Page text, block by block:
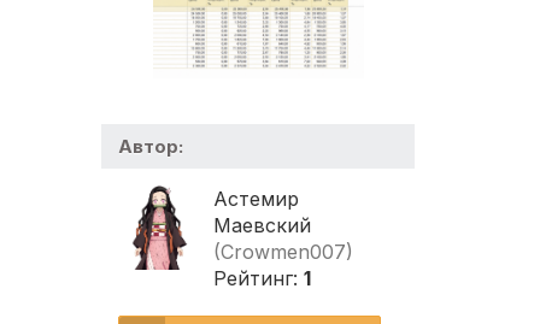
Автор:
Астемир
Маевский
(Crowmen007)
Рейтинг: 1